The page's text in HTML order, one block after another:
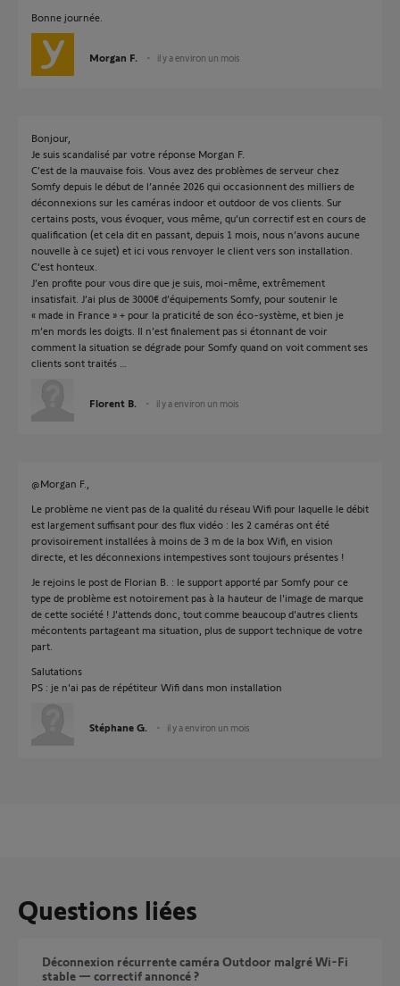
Bonne journée.
Morgan F. il y a environ un mois
Bonjour,
Je suis scandalisé par votre réponse Morgan F.
C’est de la mauvaise fois. Vous avez des problèmes de serveur chez
Somfy depuis le début de l’année 2026 qui occasionnent des milliers de
déconnexions sur les caméras indoor et outdoor de vos clients. Sur
certains posts, vous évoquer, vous même, qu’un correctif est en cours de
qualification (et cela dit en passant, depuis 1 mois, nous n’avons aucune
nouvelle à ce sujet) et ici vous renvoyer le client vers son installation.
C’est honteux.
J’en profite pour vous dire que je suis, moi-même, extrêmement
insatisfait. J’ai plus de 3000€ d’équipements Somfy, pour soutenir le
« made in France » + pour la praticité de son éco-système, et bien je
m’en mords les doigts. Il n’est finalement pas si étonnant de voir
comment la situation se dégrade pour Somfy quand on voit comment ses
clients sont traités …
Florent B. il y a environ un mois
@Morgan F.,
Le problème ne vient pas de la qualité du réseau Wifi pour laquelle le débit
est largement suffisant pour des flux vidéo : les 2 caméras ont été
provisoirement installées à moins de 3 m de la box Wifi, en vision
directe, et les déconnexions intempestives sont toujours présentes !
Je rejoins le post de Florian B. : le support apporté par Somfy pour ce
type de problème est notoirement pas à la hauteur de l'image de marque
de cette société ! J'attends donc, tout comme beaucoup d'autres clients
mécontents partageant ma situation, plus de support technique de votre
part.
Salutations
PS : je n'ai pas de répétiteur Wifi dans mon installation
Stéphane G. il y a environ un mois
Questions liées
Déconnexion récurrente caméra Outdoor malgré Wi-Fi
stable — correctif annoncé ?